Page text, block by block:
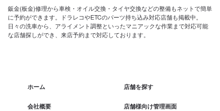
鈑金(板金)修理から車検・オイル交換・タイヤ交換などの整備もネットで簡単
に予約ができます。ドラレコやETCのパーツ持ち込み対応店舗も掲載中。
日々の洗車から、アライメント調整といったマニアックな作業まで対応可能
な店舗探しができ、来店予約まで対応しております。
ホーム 店舗を探す
会社概要 店舗様向け管理画面